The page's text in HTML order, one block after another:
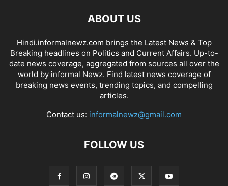
ABOUT US
Hindi.informalnewz.com brings the Latest News & Top
Breaking headlines on Politics and Current Affairs. Up-to-
date news coverage, aggregated from sources all over the
world by informal Newz. Find latest news coverage of
breaking news events, trending topics, and compelling
articles.
Contact us: informalnewz@gmail.com
FOLLOW US